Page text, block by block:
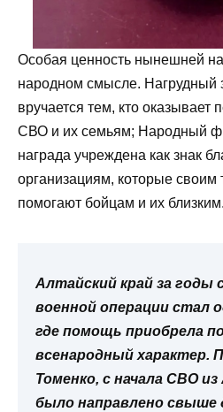
Особая ценность нынешней
народном смысле. Нагрудный
вручается тем, кто оказывает
СВО и их семьям; Народный
награда учреждена как знак
организациям, которые своим
помогают бойцам и их близким.
Алтайский край за годы
военной операции стал
где помощь приобрела
всенародный характер.
Томенко, с начала СВО
было направлено свыше